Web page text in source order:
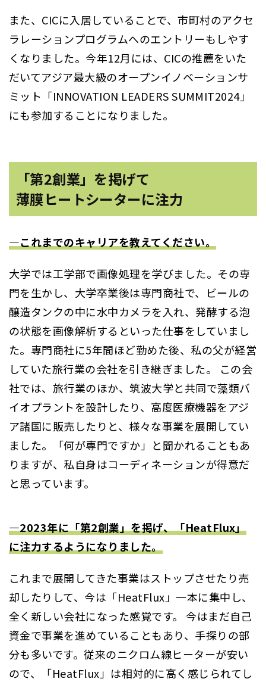
また、CICに入居していることで、市町村のアクセ
ラレーションプログラムへのエントリーもしやす
くなりました。今年12月には、CICの推薦をいた
だいてアジア最大級のオープンイノベーションサ
ミット「INNOVATION LEADERS SUMMIT2024」
にも参加することになりました。
「第2創業」を掲げて
薄膜ヒートシーターに注力
―これまでのキャリアを教えてください。
大学では工学部で画像処理を学びました。その専
門を生かし、大学卒業後は専門商社で、ビールの
醸造タンクの中に水中カメラを入れ、発酵する泡
の状態を画像解析するといった仕事をしていまし
た。専門商社に5年間ほど勤めた後、私の父が経営
していた旅行業の会社を引き継ぎました。 この会
社では、旅行業のほか、筑波大学と共同で藻類バ
イオプラントを設計したり、高度医療機器をアジ
ア諸国に販売したりと、様々な事業を展開してい
ました。「何が専門ですか」と聞かれることもあ
りますが、私自身はコーディネーションが得意だ
と思っています。
―2023年に「第2創業」を掲げ、「HeatFlux」
に注力するようになりました。
これまで展開してきた事業はストップさせたり売
却したりして、今は「HeatFlux」一本に集中し、
全く新しい会社になった感覚です。 今はまだ自己
資金で事業を進めていることもあり、手探りの部
分も多いです。従来のニクロム線ヒーターが安い
ので、「HeatFlux」は相対的に高く感じられてし